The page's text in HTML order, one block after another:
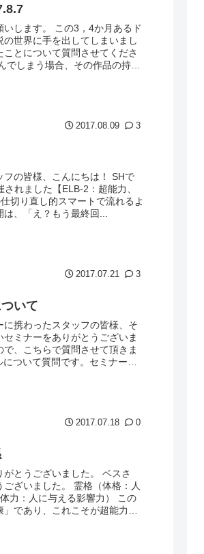
します。 この3，4か月あるド
世界に手を出してしまいまし
とについて質問させてくださ
でしまう場合、その作品の持つ
2017.08.09 3
の皆様、こんにちは！ SHで
れました【ELB-2：超能力、
切り直し的スマートで流れるよ
は、「え？もう最終回...
2017.07.21 3
いて
携わったスタッフの皆様、そ
ミナーをありがとうございま
、こちらで質問させて頂きま
ついて質問です。セミナーで
2017.07.18 0
とうございました。 ベスさ
ざいました。 霊格（体格：人
力：人に与える影響力） この
であり、これこそが超能力者